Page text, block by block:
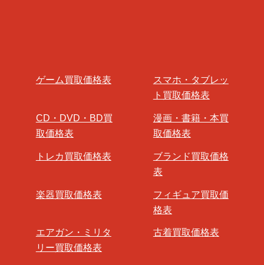
ゲーム買取価格表
スマホ・タブレッ
ト買取価格表
CD・DVD・BD買
取価格表
漫画・書籍・本買
取価格表
トレカ買取価格表
ブランド買取価格
表
楽器買取価格表
フィギュア買取価
格表
エアガン・ミリタ
リー買取価格表
古着買取価格表